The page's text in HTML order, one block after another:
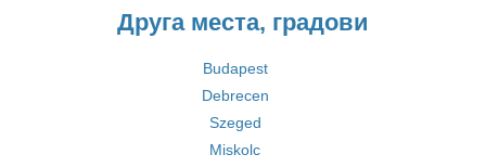
Друга места, градови
Budapest
Debrecen
Szeged
Miskolc